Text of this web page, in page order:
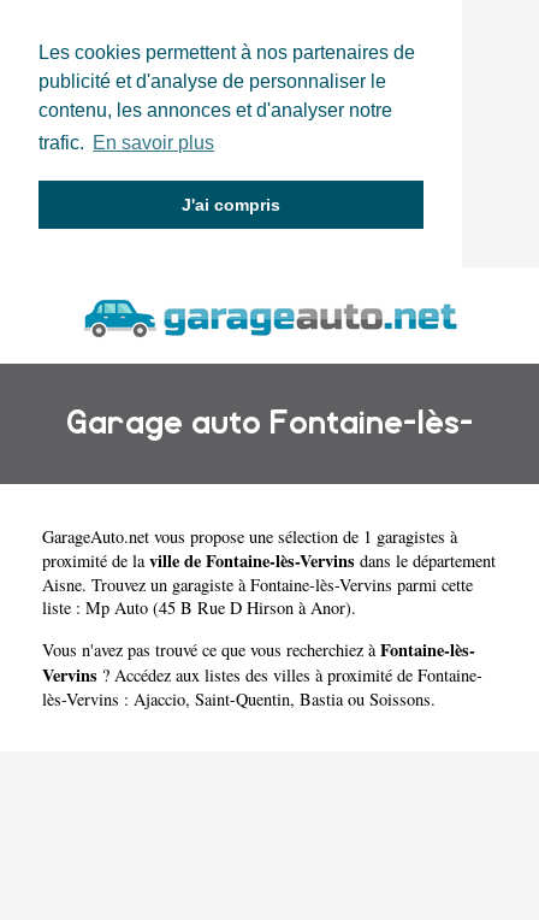
Les cookies permettent à nos partenaires de
publicité et d'analyse de personnaliser le
contenu, les annonces et d'analyser notre
trafic. En savoir plus
J'ai compris
Garage auto Fontaine-lès-
Vervins
GarageAuto.net vous propose une sélection de 1 garagistes à
proximité de laville de Fontaine-lès-Vervins dans le département
Aisne. Trouvez un garagiste à Fontaine-lès-Vervins parmi cette
liste : Mp Auto (45 B Rue D Hirson à Anor).
Vous n'avez pas trouvé ce que vous recherchiez à Fontaine-lès-
Vervins ? Accédez aux listes des villes à proximité de Fontaine-
lès-Vervins : Ajaccio, Saint-Quentin, Bastia ou Soissons.